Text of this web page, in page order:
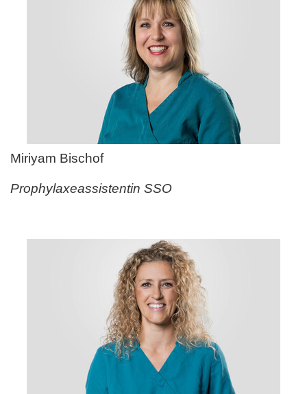
Miriyam Bischof
Prophylaxeassistentin SSO